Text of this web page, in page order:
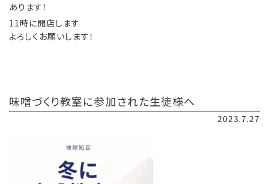
あります！
11時に開店します
よろしくお願いします！
味噌づくり教室に参加された生徒様へ
2023.7.27